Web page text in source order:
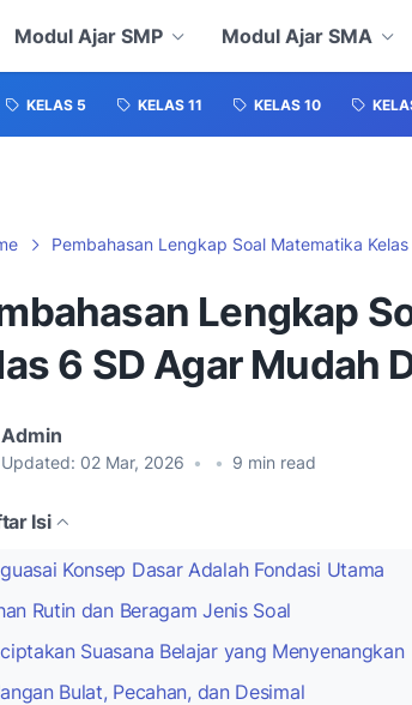
Modul Ajar SMP Modul Ajar SMA
KELAS 5 KELAS 11 KELAS 10
Pembahasan Lengkap Soal Matematika
Lengkap
6 SD Agar Mudah
Admin
Updated: 02 Mar, 2026 • • 9 min read
Isi
Konsep Dasar Adalah Fondasi Utama
Rutin dan Beragam Jenis Soal
Suasana Belajar yang Menyenangkan
Bulat, Pecahan, dan Desimal